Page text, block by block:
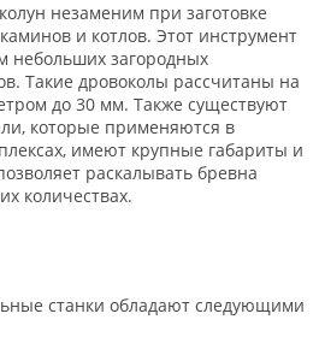
незаменим при заготовке
и котлов. Этот инструмент
небольших загородных
Такие дровоколы рассчитаны на
до 30 мм. Также существуют
которые применяются в
имеют крупные габариты и
раскалывать бревна
количествах.
станки обладают следующими